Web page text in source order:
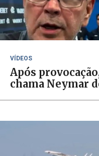
VÍDEOS
Após
chama Neymar